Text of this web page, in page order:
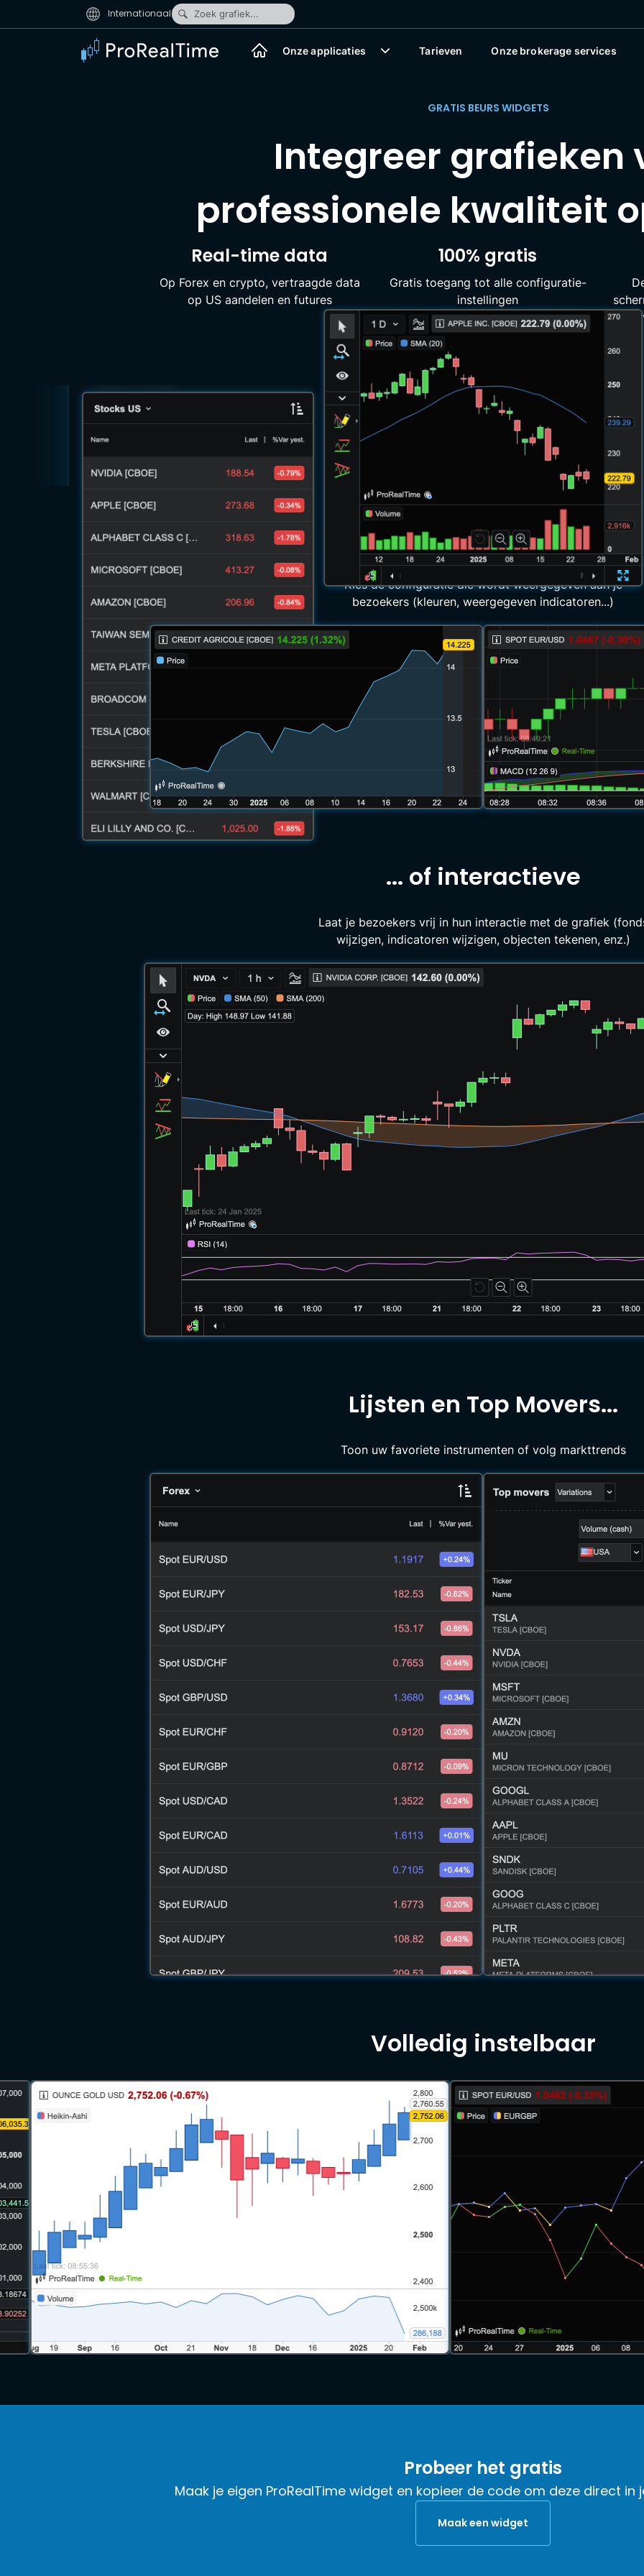
Internationaal Zoek grafiek...
Onze applicaties Tarieven Onze brokerage services
GRATIS BEURS WIDGETS
Integreer grafieken
professionele kwaliteit
Real-time data
Op Forex en crypto, vertraagde data
op US aandelen en futures
100% gratis
Gratis toegang tot alle configuratie-
instellingen
Maak een widget
Compacte grafieken...
Kies de configuratie die wordt weergegeven aan je
bezoekers (kleuren, weergegeven indicatoren...)
... of interactieve
Laat je bezoekers vrij in hun interactie met de grafiek
wijzigen, indicatoren wijzigen, objecten tekenen, enz.)
Lijsten en Top Movers...
Toon uw favoriete instrumenten of volg markttrends
Volledig instelbaar
Probeer het gratis
Maak je eigen ProRealTime widget en kopieer de code om deze direct in
Maak een widget